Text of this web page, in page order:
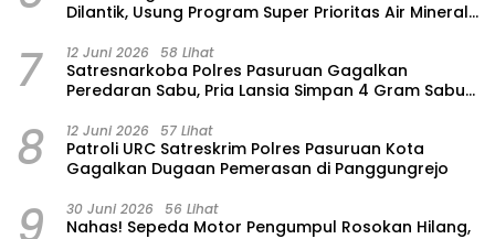
Dilantik, Usung Program Super Prioritas Air Mineral
7 12 Juni 2026 58 Lihat
Satresnarkoba Polres Pasuruan Gagalkan
Peredaran Sabu, Pria Lansia Simpan 4 Gram Sabu
8 12 Juni 2026 57 Lihat
Patroli URC Satreskrim Polres Pasuruan Kota
Gagalkan Dugaan Pemerasan di Panggungrejo
30 Juni 2026 56 Lihat
‎Nahas! Sepeda Motor Pengumpul Rosokan Hilang,